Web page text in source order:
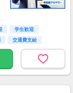
学生歓迎
交通費支給